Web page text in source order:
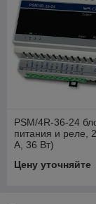
PSM/4R-36-24
питания и реле,
А, 36 Вт)
Цену уточняйте